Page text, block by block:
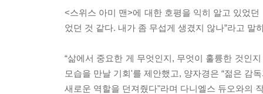
<스위스 아미 맨>에 대한 호평을 익히 알고 있었
었던 것 같다. 내가 좀 무섭게 생겼지 않나”라고
“삶에서 중요한 게 무엇인지, 무엇이 훌륭한 것인
모습을 만날 기회'를 제안했고, 양자경은 “젊은 감
새로운 역할을 던져줬다"라며 다니엘스 듀오와의